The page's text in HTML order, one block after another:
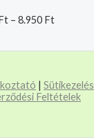
– 8.950 Ft
| Sütikezelés
Feltételek